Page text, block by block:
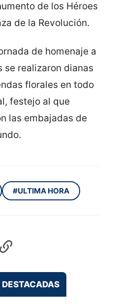
de los Héroes
de la Revolución.
de homenaje a
se realizaron dianas
florales en todo
festejo al que
las embajadas de
#ULTIMA HORA